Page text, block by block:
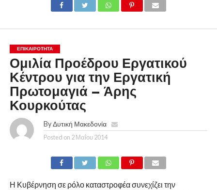
ΕΠΙΚΑΙΡΟΤΗΤΑ
Ομιλία Προέδρου Εργατικού
Κέντρου για την Εργατική
Πρωτομαγιά – Άρης
Κουρκούτας
By Δυτική Μακεδονία
Posted on 2 Μαΐου 2014
Η Κυβέρνηση σε ρόλο καταστροφέα συνεχίζει την